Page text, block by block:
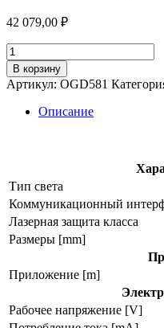
42 079,00 ₽
Количество
товара
Оптический
датчик
измерения
расстояния
В корзину
Артикул: OGD581
Описание
Тип света
Коммуникационный
Лазерная защита класса
Размеры [mm]
Приложение [m]
Рабочее напряжение [V]